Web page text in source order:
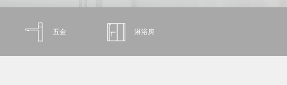
五金 淋浴房